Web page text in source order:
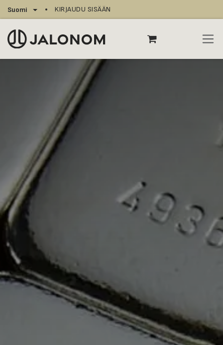
Siirry sisältöön
Suomi KIRJAUDU SISÄÄN